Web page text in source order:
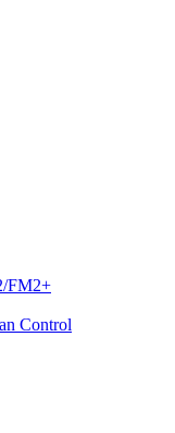
FM2+
Control